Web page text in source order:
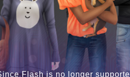
Flash is no longer